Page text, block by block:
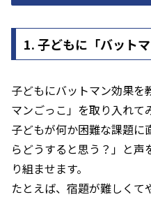
1. 子どもに「バット
子どもにバットマン効果を
マンごっこ」を取り入れて
子どもが何か困難な課題に
らどうすると思う？」と声
り組ませます。
たとえば、宿題が難しくて